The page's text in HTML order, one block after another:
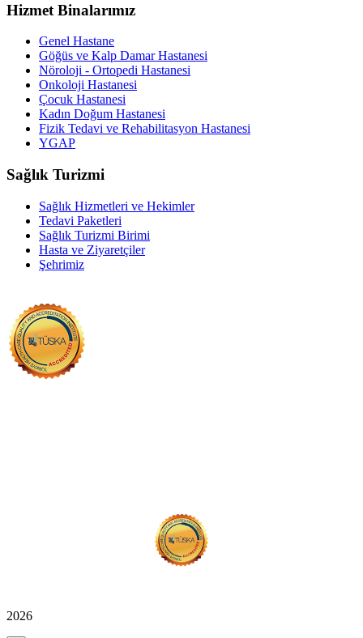
Hizmet Binalarımız
Genel Hastane
Göğüs ve Kalp Damar Hastanesi
Nöroloji - Ortopedi Hastanesi
Onkoloji Hastanesi
Çocuk Hastanesi
Kadın Doğum Hastanesi
Fizik Tedavi ve Rehabilitasyon Hastanesi
YGAP
Sağlık Turizmi
Sağlık Hizmetleri ve Hekimler
Tedavi Paketleri
Sağlık Turizmi Birimi
Hasta ve Ziyaretçiler
Şehrimiz
2026